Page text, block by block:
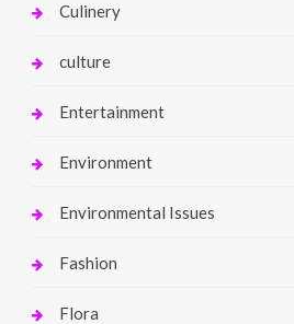
Culinery
culture
Entertainment
Environment
Environmental Issues
Fashion
Flora